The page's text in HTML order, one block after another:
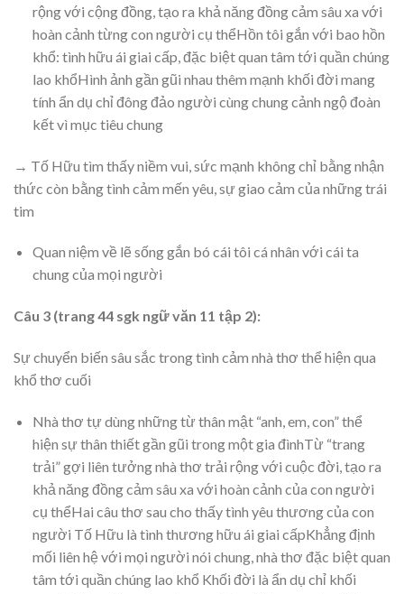
rộng với cộng đồng, tạo ra khả năng đồng cảm sâu xa với
hoàn cảnh từng con người cụ thểHồn tôi gắn với bao hồn
khổ: tình hữu ái giai cấp, đặc biệt quan tâm tới quần chúng
lao khổHình ảnh gần gũi nhau thêm mạnh khối đời mang
tính ẩn dụ chỉ đông đảo người cùng chung cảnh ngộ đoàn
kết vì mục tiêu chung
→ Tố Hữu tìm thấy niềm vui, sức mạnh không chỉ bằng nhận
thức còn bằng tình cảm mến yêu, sự giao cảm của những trái
tim
Quan niệm về lẽ sống gắn bó cái tôi cá nhân với cái ta
chung của mọi người
Câu 3 (trang 44 sgk ngữ văn 11 tập 2):
Sự chuyển biến sâu sắc trong tình cảm nhà thơ thể hiện qua
khổ thơ cuối
Nhà thơ tự dùng những từ thân mật “anh, em, con” thể
hiện sự thân thiết gần gũi trong một gia đìnhTừ “trang
trải” gợi liên tưởng nhà thơ trải rộng với cuộc đời, tạo ra
khả năng đồng cảm sâu xa với hoàn cảnh của con người
cụ thểHai câu thơ sau cho thấy tình yêu thương của con
người Tố Hữu là tình thương hữu ái giai cấpKhẳng định
mối liên hệ với mọi người nói chung, nhà thơ đặc biệt quan
tâm tới quần chúng lao khổ Khối đời là ẩn dụ chỉ khối